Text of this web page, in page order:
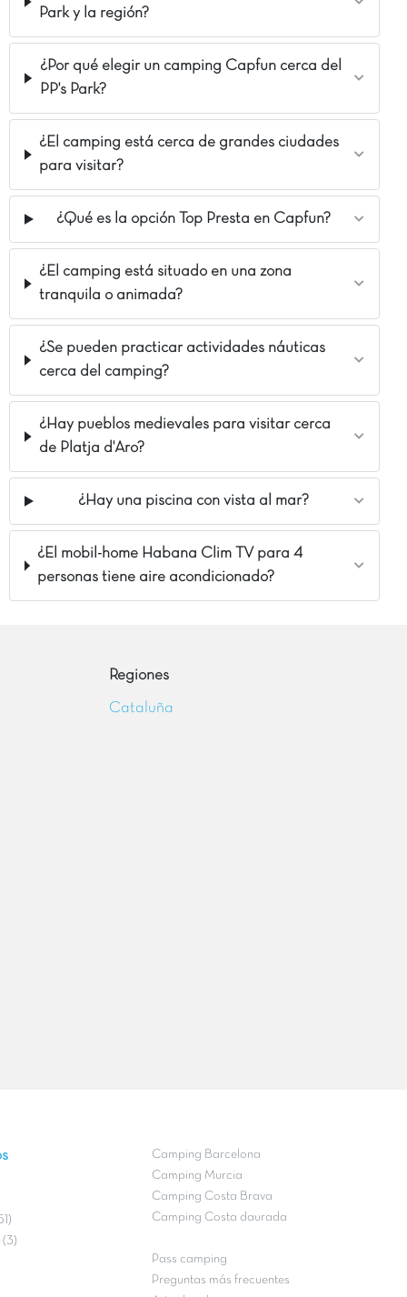
Park y la región?
¿Por qué elegir un camping Capfun cerca del
PP's Park?
¿El camping está cerca de grandes ciudades
para visitar?
¿Qué es la opción Top Presta en Capfun?
¿El camping está situado en una zona
tranquila o animada?
¿Se pueden practicar actividades náuticas
cerca del camping?
¿Hay pueblos medievales para visitar cerca
de Platja d'Aro?
¿Hay una piscina con vista al mar?
¿El mobil-home Habana Clim TV para 4
personas tiene aire acondicionado?
Regiones
Cataluña
Camping Barcelona
Camping Murcia
Camping Costa Brava
Camping Costa daurada
Pass camping
Preguntas más frecuentes